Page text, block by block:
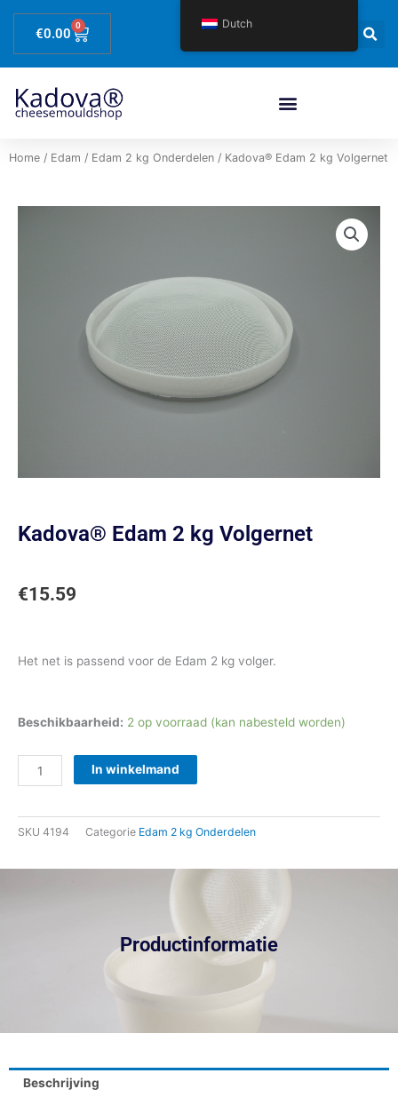
€0.00 0
Winkelwagen
Home / Edam / Edam 2 kg Onderdelen / Kadova® Edam 2 kg Volgernet
Kadova® Edam 2 kg Volgernet
€15.59
Het net is passend voor de Edam 2 kg volger.
Beschikbaarheid: 2 op voorraad (kan nabesteld worden)
Kadova®
kg
aantal
In winkelmand
SKU 4194 Categorie Edam 2 kg Onderdelen
Productinformatie
Beschrijving
Dutch